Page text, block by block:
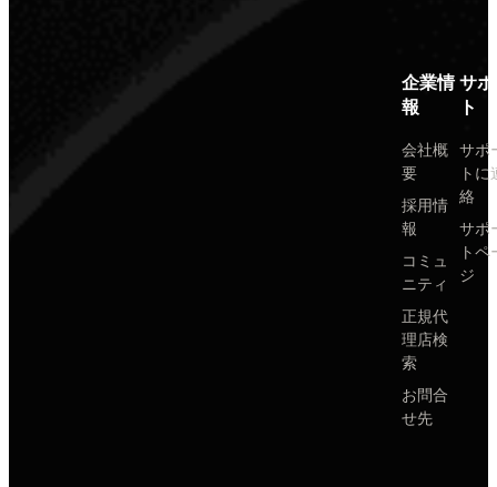
企業情
報
会社概
要
採用情
報
コミュ
ニティ
正規代
理店検
索
お問合
せ先
サ
ト
サポ
トに
絡
サポ
トペ
ジ